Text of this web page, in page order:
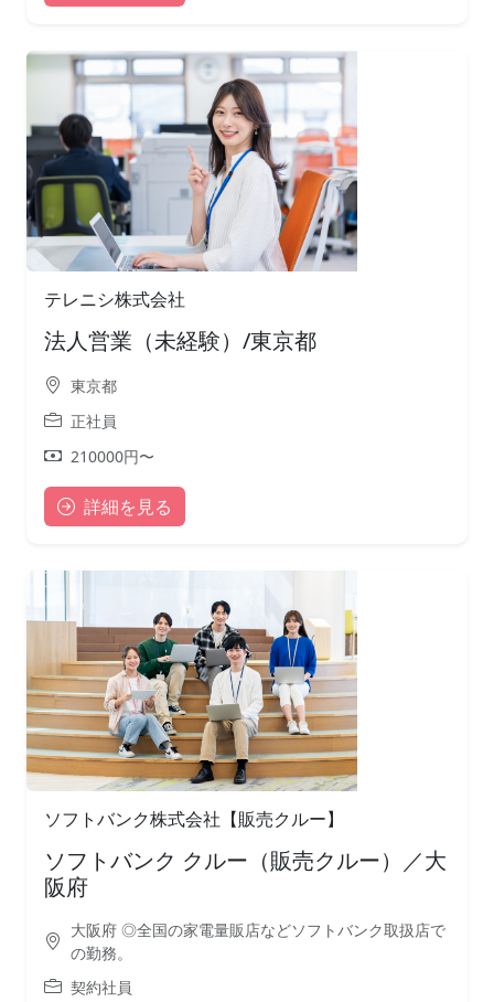
テレニシ株式会社
法人営業（未経験）/東京都
東京都
正社員
210000円〜
詳細を見る
ソフトバンク株式会社【販売クルー】
ソフトバンク クルー（販売クルー）／大
阪府
大阪府 ◎全国の家電量販店などソフトバンク取扱店で
の勤務。
契約社員